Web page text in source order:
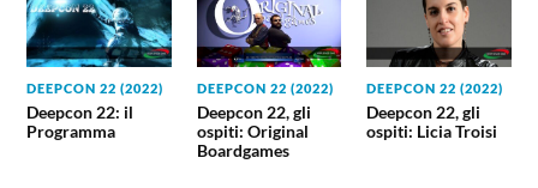
DEEPCON 22 (2022)
Deepcon 22: il
Programma
DEEPCON 22 (2022)
Deepcon 22, gli
ospiti: Original
Boardgames
DEEPCON 22 (2022)
Deepcon 22, gli
ospiti: Licia Troisi